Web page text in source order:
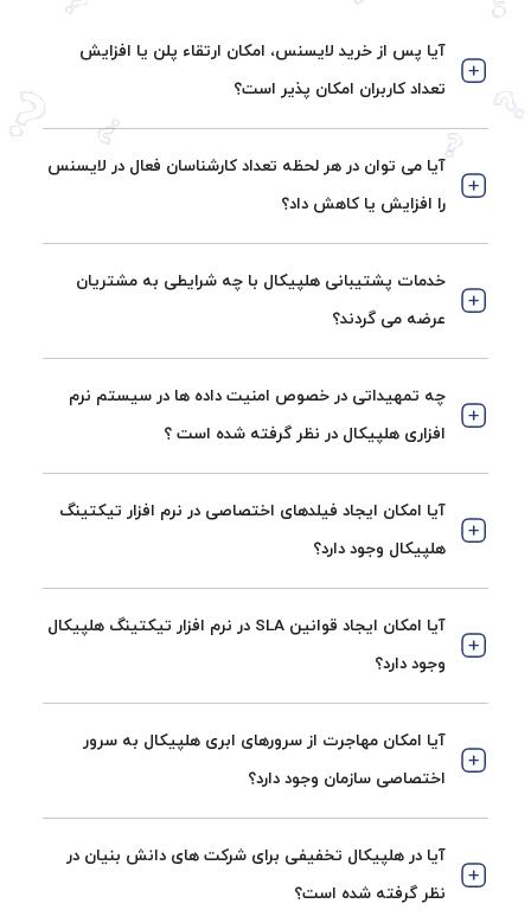
آیا پس از خرید لایسنس، امکان ارتقاء پلن یا افزایش
تعداد کاربران امکان پذیر است؟
آیا می توان در هر لحظه تعداد کارشناسان فعال در لایسنس
را افزایش یا کاهش داد؟
خدمات پشتیبانی هلپیکال با چه شرایطی به مشتریان
عرضه می گردند؟
چه تمهیداتی در خصوص امنیت داده ها در سیستم نرم
افزاری هلپیکال در نظر گرفته شده است ؟
آیا امکان ایجاد فیلدهای اختصاصی در نرم افزار تیکتینگ
هلپیکال وجود دارد؟
آیا امکان ایجاد قوانین SLA در نرم افزار تیکتینگ هلپیکال
وجود دارد؟
آیا امکان مهاجرت از سرورهای ابری هلپیکال به سرور
اختصاصی سازمان وجود دارد؟
آیا در هلپیکال تخفیفی برای شرکت های دانش بنیان در
نظر گرفته شده است؟